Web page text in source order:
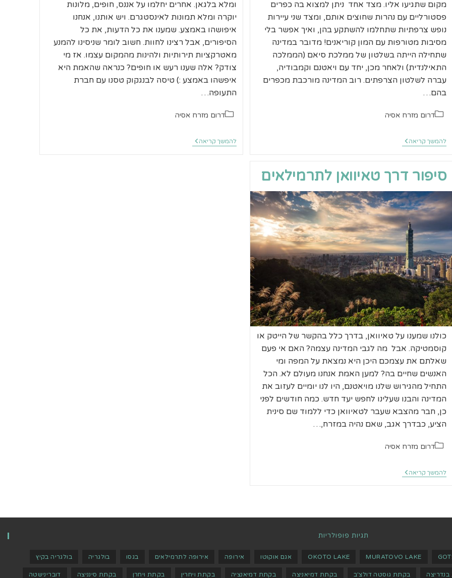
מקום שתגיעו אליו. מצד אחד ניתן למצוא בה כפרים
פסטורליים עם נהרות שחוצים אותם, ומצד שני עיירות
נופש צרפתיות שתחלמו להשתקע בהן, ואיך אפשר בלי
מסיבות מטורפות עם המון קוריאנים! מדובר במדינה
שתחילה הייתה בשלטון של ממלכת סיאם (הממלכה
התאילנדית) ולאחר מכן, יחד עם ויאטנם וקמבודיה,
עברה לשלטון הצרפתים. רוב המדינה מורכבת מכפרים
בהם…
קטגוריה:
דרום מזרח אסיה
להמשך קריאהסיפור
דרך
ומלא בלגאן. אחרים יחלמו על אננס, חופים, מלונות
יוקרה ומלא תמונות לאינסטגרם. ויש אותנו, אנחנו
איפושהו באמצע. שמענו את כל הדעות, את כל
הסיפורים, אבל רצינו לחוות. חשוב לומר שניסינו להמנע
מאטרקציות תירותיות ולהינות מהמקום עצמו. אז מי
צודק? אלה שענו רעש או חופים? כנראה שהאמת היא
איפשהו באמצע :) טיסה לבנגקוק טסנו עם חברת
התעופה…
קטגוריה:
דרום מזרח אסיה
להמשך קריאה סיפור
דרך
סיפור דרך טאיוואן לתרמילאים
כולנו שמענו על טאיוואן, בדרך כלל בהקשר של הייטק או
קוסמטיקה. אבל מה לגבי המדינה עצמה? האם אי פעם
שאלתם את עצמכם היכן היא נמצאת על המפה ומי
האנשים שחיים בה? למען האמת אנחנו מעולם לא. הכל
התחיל מהגירוש שלנו מויאטנם, היו לנו יומיים לעזוב את
המדינה והבנו שעלינו לחפש יעד חדש. כמה חודשים לפני
כן, חבר מהצבא שעבר לטאיוואן כדי ללמוד שם סינית
הציע, כבדרך אגב, שאם נהיה במזרח,…
קטגוריה:
דרום מזרח אסיה
להמשך קריאהסיפור
תגיות פופולריות
MURATOVO LAKE
OKOTO LAKE אגם אוקוטו אירופה אירופה לתרמילאים בגסו בולגריה בולגריה בקיץ
בקתת גוסטה דולצ'ב בקתת דמיאניצה בקתת דמיאנציה בקתת ויחרין בקתת ויחרן בקתת סינניצה דוברינישטה